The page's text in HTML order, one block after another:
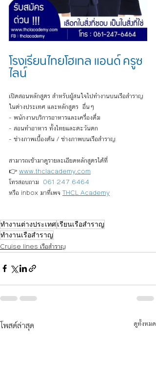
โรงเรียนไทยโฮเทล แอนด์ ครูซ
ไลน์
เปิดสอนหลักสูตร สำหรับผู้สนใจไปทำงานบนเรือสำราญ
ในต่างประเทศ และหลักสูตร  อื่นๆ
- พนักงานบริการอาหารและเครื่องดื่ม
- สอนทำอาหาร ทั้งไทยและตะวันตก
- ช่างภาพเบื้องต้น / ช่างภาพบนเรือสำราญ
สามารถเข้ามาดูรายละเอียดหลักสูตรได้ที่
👉 www.thclacademy.com
โทรสอบถาม 061 247 6464
หรือ inbox มาที่เพจ THCL Academy
ทำงานต่างประเทศเรียนเรือสำราญ
ทำงานเรือสำราญ
Cruise lines เรือสำราญ
โพสต์ล่าสุด ดูทั้งหมด